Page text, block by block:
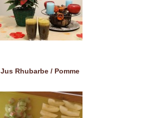
Jus Rhubarbe / Pomme